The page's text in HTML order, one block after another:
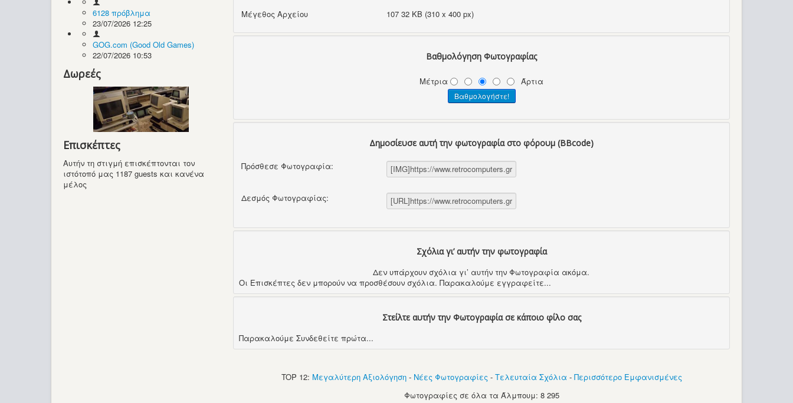
6128 πρόβλημα
23/07/2026 12:25
GOG.com (Good Old Games)
22/07/2026 10:53
Δωρεές
Επισκέπτες
Αυτήν τη στιγμή επισκέπτονται τον
ιστότοπό μας 1187 guests και κανένα
μέλος
Μέγεθος Αρχείου
107 32 KB (310 x 400 px)
Βαθμολόγηση Φωτογραφίας
Μέτρια Άρτια
Δημοσίευσε αυτή την φωτογραφία στο φόρουμ (BBcode)
Πρόσθεσε Φωτογραφία:
Δεσμός Φωτογραφίας:
Σχόλια γι’ αυτήν την φωτογραφία
Δεν υπάρχουν σχόλια γι’ αυτήν την Φωτογραφία ακόμα.
Οι Επισκέπτες δεν μπορούν να προσθέσουν σχόλια. Παρακαλούμε εγγραφείτε...
Στείλτε αυτήν την Φωτογραφία σε κάποιο φίλο σας
Παρακαλούμε Συνδεθείτε πρώτα...
TOP 12: Μεγαλύτερη Αξιολόγηση- Νέες Φωτογραφίες - Τελευταία Σχόλια - Περισσότερο Εμφανισμένες
Φωτογραφίες σε όλα τα Άλμπουμ: 8 295